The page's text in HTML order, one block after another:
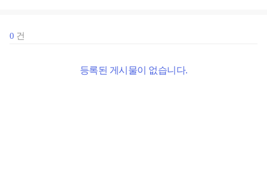
0 건
등록된 게시물이 없습니다.